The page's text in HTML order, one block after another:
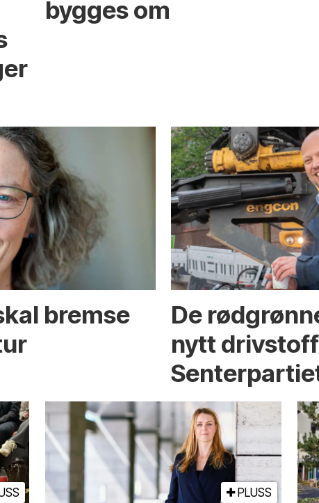
bygges om
bremse
De
nytt
PLUSS